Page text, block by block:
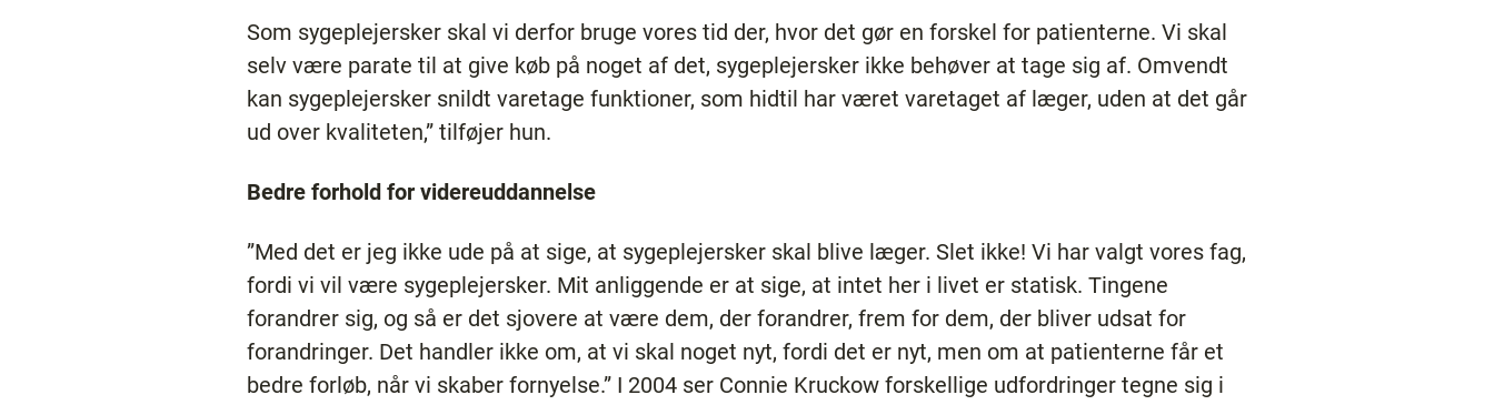
Som sygeplejersker skal vi derfor bruge vores tid der, hvor det gør en forskel for patienterne. Vi skal
selv være parate til at give køb på noget af det, sygeplejersker ikke behøver at tage sig af. Omvendt
kan sygeplejersker snildt varetage funktioner, som hidtil har været varetaget af læger, uden at det går
ud over kvaliteten,” tilføjer hun.
Bedre forhold for videreuddannelse
”Med det er jeg ikke ude på at sige, at sygeplejersker skal blive læger. Slet ikke! Vi har valgt vores fag,
fordi vi vil være sygeplejersker. Mit anliggende er at sige, at intet her i livet er statisk. Tingene
forandrer sig, og så er det sjovere at være dem, der forandrer, frem for dem, der bliver udsat for
forandringer. Det handler ikke om, at vi skal noget nyt, fordi det er nyt, men om at patienterne får et
bedre forløb, når vi skaber fornyelse.” I 2004 ser Connie Kruckow forskellige udfordringer tegne sig i